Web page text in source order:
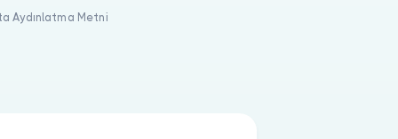
Aydınlatma Metni